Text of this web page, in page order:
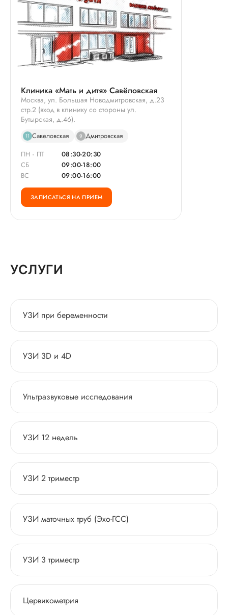
Клиника «Мать и дитя» Савёловская
Москва, ул. Большая Новодмитровская, д.23
стр.2 (вход в клинику со стороны ул.
Бутырская, д.46).
11 Савеловская 9
Дмитровская
ПН - ПТ
08:30-20:30
СБ
09:00-18:00
ВС
09:00-16:00
ЗАПИСАТЬСЯ НА ПРИЕМ
УСЛУГИ
УЗИ при беременности
УЗИ 3D и 4D
Ультразвуковые исследования
УЗИ 12 недель
УЗИ 2 триместр
УЗИ маточных труб (Эхо-ГСС)
УЗИ 3 триместр
Цервикометрия